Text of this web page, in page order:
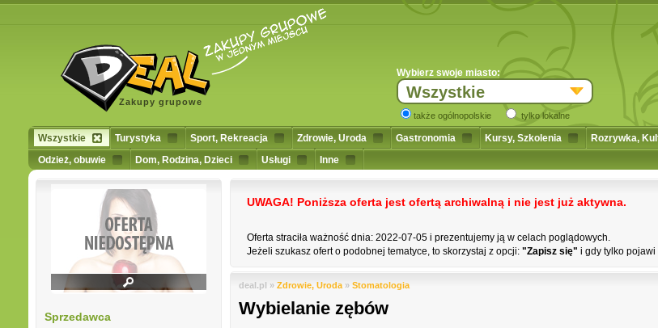
Zakupy grupowe
Wybierz swoje miasto:
Wszystkie
także ogólnopolskie tylko lokalne
Wszystkie Turystyka Sport, Rekreacja Zdrowie, Uroda Gastronomia Kursy, Szkolenia Rozrywka,
Odzież, obuwie
Dom, Rodzina, Dzieci Usługi Inne
Sprzedawca
UWAGA! Poniższa oferta jest ofertą archiwalną i nie jest już aktywna.
Oferta straciła ważność dnia: 2022-07-05 i prezentujemy ją w celach poglądowych.
Jeżeli szukasz ofert o podobnej tematyce, to skorzystaj z opcji: "Zapisz się" i gdy tylko
deal.pl » Zdrowie, Uroda » Stomatologia
Wybielanie zębów